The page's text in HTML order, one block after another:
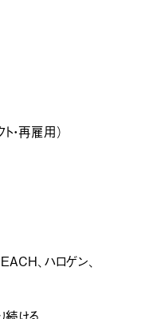
店
株式会社
・再雇用）
、ハロゲン、